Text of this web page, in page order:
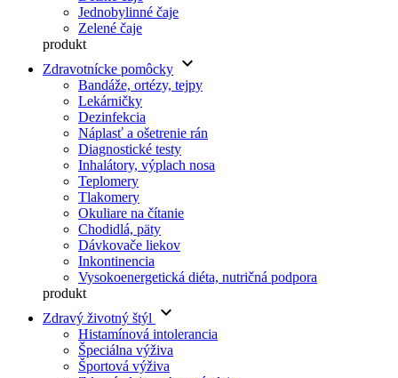
Jednobylinné čaje
Zelené čaje
produkt
Zdravotnícke pomôcky keyboard_arrow_down
Bandáže, ortézy, tejpy
Lekárničky
Dezinfekcia
Náplasť a ošetrenie rán
Diagnostické testy
Inhalátory, výplach nosa
Teplomery
Tlakomery
Okuliare na čítanie
Chodidlá, päty
Dávkovače liekov
Inkontinencia
Vysokoenergetická diéta, nutričná podpora
produkt
Zdravý životný štýl
keyboard_arrow_down
Histamínová intolerancia
Špeciálna výživa
Športová výživa